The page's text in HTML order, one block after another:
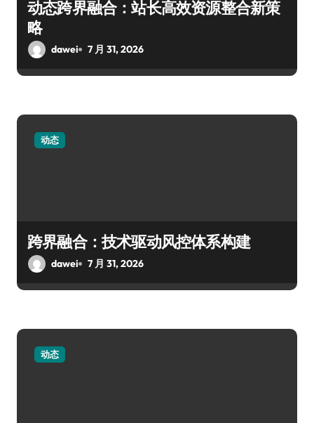
动态跨界融合：站长高效资源整合新策
略
dawei 7 月 31, 2026
动态
跨界融合：技术驱动风控体系构建
dawei 7 月 31, 2026
动态